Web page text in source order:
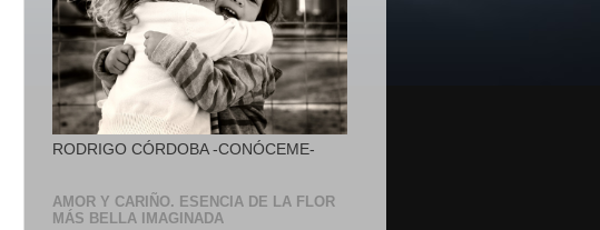
RODRIGO CÓRDOBA -CONÓCEME-
AMOR Y CARIÑO. ESENCIA DE LA FLOR
MÁS BELLA IMAGINADA